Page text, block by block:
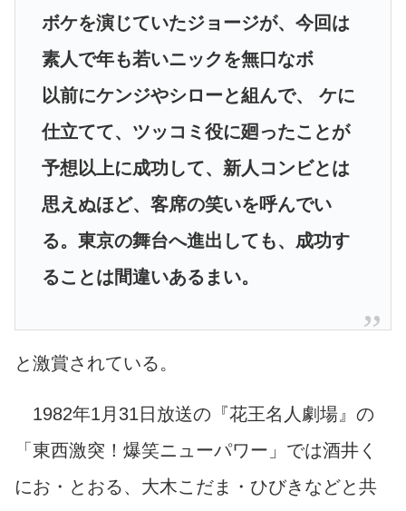
ボケを演じていたジョージが、今回は
素人で年も若いニックを無口なボ
以前にケンジやシローと組んで、 ケに
仕立てて、ツッコミ役に廻ったことが
予想以上に成功して、新人コンビとは
思えぬほど、客席の笑いを呼んでい
る。東京の舞台へ進出しても、成功す
ることは間違いあるまい。
と激賞されている。
1982年1月31日放送の『花王名人劇場』の
「東西激突！爆笑ニューパワー」では酒井く
にお・とおる、大木こだま・ひびきなどと共